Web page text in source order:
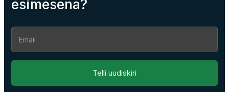
esimesena?
Section
Telli uudiskiri